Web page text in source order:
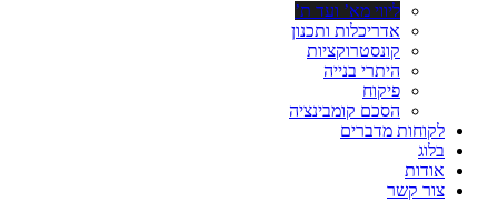
ליווי מא’ ועד ת’
אדריכלות ותכנון
קונסטרוקציות
היתרי בנייה
פיקוח
הסכם קומבינציה
לקוחות מדברים
בלוג
אודות
צור קשר